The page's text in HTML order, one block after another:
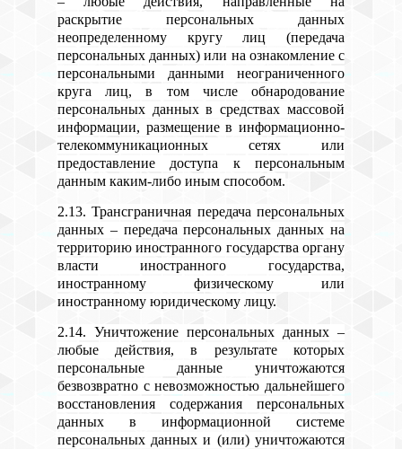
раскрытие персональных данных
неопределенному кругу лиц (передача
персональных данных) или на ознакомление с
персональными данными неограниченного
круга лиц, в том числе обнародование
персональных данных в средствах массовой
информации, размещение в информационно-
телекоммуникационных сетях или
предоставление доступа к персональным
данным каким-либо иным способом.
2.13. Трансграничная передача персональных
данных – передача персональных данных на
территорию иностранного государства органу
власти иностранного государства,
иностранному физическому или
иностранному юридическому лицу.
2.14. Уничтожение персональных данных –
любые действия, в результате которых
персональные данные уничтожаются
безвозвратно с невозможностью дальнейшего
восстановления содержания персональных
данных в информационной системе
персональных данных и (или) уничтожаются